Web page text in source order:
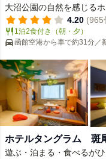
大沼公園の自然を感じる
温泉を満喫。ゴルフ場も隣
4.20 (965
1泊2食付き（朝・夕）
函館空港から車で約31分／
ホテルタングラム 斑
遊ぶ・泊まる・食べるが